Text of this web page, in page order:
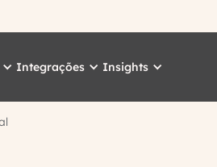
Integrações Insights